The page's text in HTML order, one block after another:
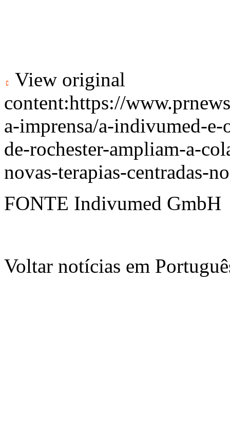
View original
content:https://
a-imprensa/a-indivumed-
de-rochester-ampliam-a-
novas-terapias-centradas-
FONTE Indivumed GmbH
Voltar notícias em